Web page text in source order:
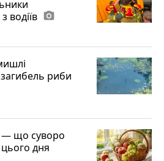
водіїв photo_camera
риби
— що суворо
дня